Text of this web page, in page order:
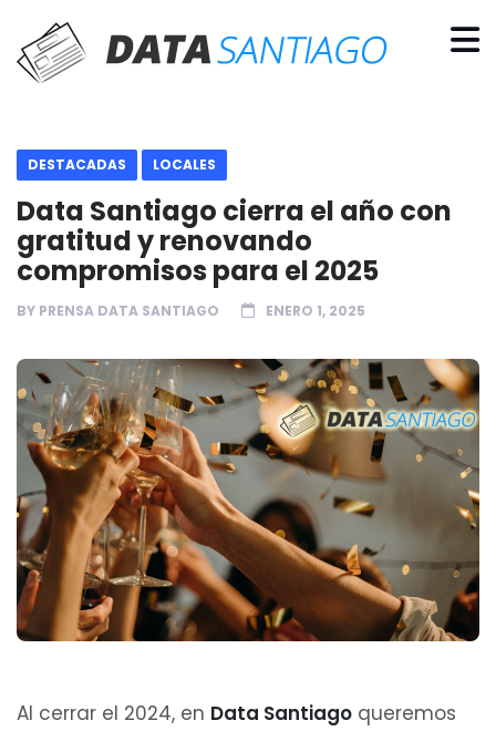
DESTACADAS LOCALES
Data Santiago cierra el año con
gratitud y renovando
compromisos para el 2025
BY PRENSA DATA SANTIAGO ENERO 1, 2025
Al cerrar el 2024, en Data Santiago queremos